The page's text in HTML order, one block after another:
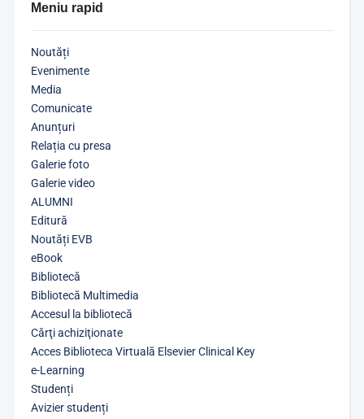
Meniu rapid
Noutăți
Evenimente
Media
Comunicate
Anunțuri
Relația cu presa
Galerie foto
Galerie video
ALUMNI
Editură
Noutăți EVB
eBook
Bibliotecă
Bibliotecă Multimedia
Accesul la bibliotecă
Cărţi achiziţionate
Acces Biblioteca Virtuală Elsevier Clinical Key
e-Learning
Studenți
Avizier studenți